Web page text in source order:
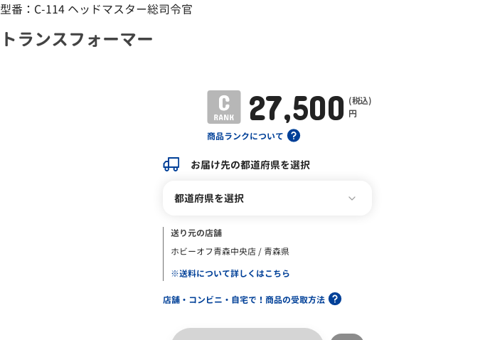
型番：C-114 ヘッドマスター総司令官
トランスフォーマー
商品ランクについて
27,500 (税込)
円
お届け先の都道府県を選択
都道府県を選択
送り元の店舗
ホビーオフ青森中央店 / 青森県
※送料について詳しくはこちら
店舗・コンビニ・自宅で！商品の受取方法